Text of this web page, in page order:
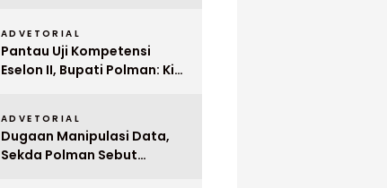
ADVETORIAL
Pantau Uji Kompetensi
Eselon II, Bupati Polman: Kita
ADVETORIAL
Dugaan Manipulasi Data,
Sekda Polman Sebut